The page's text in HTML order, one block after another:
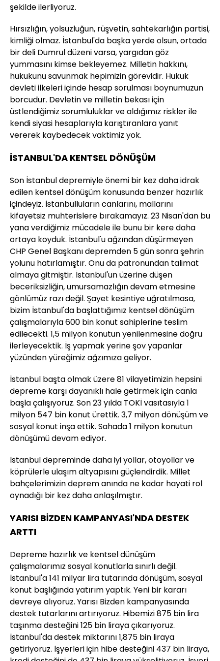
şekilde ilerliyoruz.
Hırsızlığın, yolsuzluğun, rüşvetin, sahtekarlığın partisi,
kimliği olmaz. İstanbul'da başka yerde olsun, ortada
bir deli Dumrul düzeni varsa, yargıdan göz
yummasını kimse bekleyemez. Milletin hakkını,
hukukunu savunmak hepimizin görevidir. Hukuk
devleti ilkeleri içinde hesap sorulması boynumuzun
borcudur. Devletin ve milletin bekası için
üstlendiğimiz sorumluluklar ve aldığımız riskler ile
kendi siyasi hesaplarıyla karıştıranlara yanıt
vererek kaybedecek vaktimiz yok.
İSTANBUL'DA KENTSEL DÖNÜŞÜM
Son İstanbul depremiyle önemi bir kez daha idrak
edilen kentsel dönüşüm konusunda benzer hazırlık
içindeyiz. İstanbulluların canlarını, mallarını
kifayetsiz muhterislere bırakamayız. 23 Nisan'dan bu
yana verdiğimiz mücadele ile bunu bir kere daha
ortaya koyduk. İstanbul'u ağzından düşürmeyen
CHP Genel Başkanı depremden 5 gün sonra şehrin
yolunu hatırlamıştır. Onu da patronundan talimat
almaya gitmiştir. İstanbul'un üzerine düşen
beceriksizliğin, umursamazlığın devam etmesine
gönlümüz razı değil. Şayet kesintiye uğratılmasa,
bizim İstanbul'da başlattığımız kentsel dönüşüm
çalışmalarıyla 600 bin konut sahiplerine teslim
edilecekti. 1,5 milyon konutun yenilenmesine doğru
ilerleyecektik. İş yapmak yerine şov yapanlar
yüzünden yüreğimiz ağzımıza geliyor.
İstanbul başta olmak üzere 81 vilayetimizin hepsini
depreme karşı dayanıklı hale getirmek için canla
başla çalışıyoruz. Son 23 yılda TOKİ vasıtasıyla 1
milyon 547 bin konut ürettik. 3,7 milyon dönüşüm ve
sosyal konut inşa ettik. Sahada 1 milyon konutun
dönüşümü devam ediyor.
İstanbul depreminde daha iyi yollar, otoyollar ve
köprülerle ulaşım altyapısını güçlendirdik. Millet
bahçelerimizin deprem anında ne kadar hayati rol
oynadığı bir kez daha anlaşılmıştır.
YARISI BİZDEN KAMPANYASI'NDA DESTEK
ARTTI
Depreme hazırlık ve kentsel dünüşüm
çalışmalarımız sosyal konutlarla sınırlı değil.
İstanbul'a 141 milyar lira tutarında dönüşüm, sosyal
konut başlığında yatırım yaptık. Yeni bir kararı
devreye alıyoruz. Yarısı Bizden kampanyasında
destek tutarlarını artırıyoruz. Hibemizi 875 bin lira
taşınma desteğini 125 bin liraya çıkarıyoruz.
İstanbul'da destek miktarını 1,875 bin liraya
getiriyoruz. İşyerleri için hibe desteğini 437 bin liraya,